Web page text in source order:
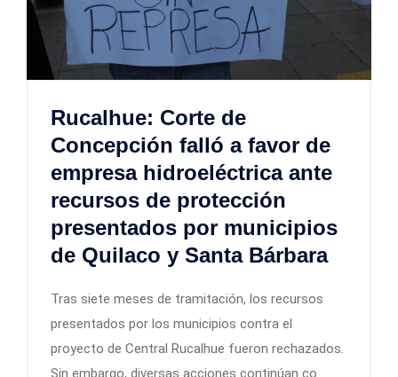
Rucalhue: Corte de
Concepción falló a favor de
empresa hidroeléctrica ante
recursos de protección
presentados por municipios
de Quilaco y Santa Bárbara
Tras siete meses de tramitación, los recursos
presentados por los municipios contra el
proyecto de Central Rucalhue fueron rechazados.
Sin embargo, diversas acciones continúan co